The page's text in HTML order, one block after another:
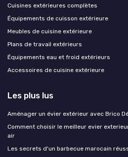
Cuisines extérieures complètes
Équipements de cuisson extérieure
Meubles de cuisine extérieure
Plans de travail extérieurs
Équipements eau et froid extérieurs
Accessoires de cuisine extérieure
Les plus lus
Aménager un évier extérieur avec Brico
Comment choisir le meilleur evier
air
Les secrets d'un barbecue marocain